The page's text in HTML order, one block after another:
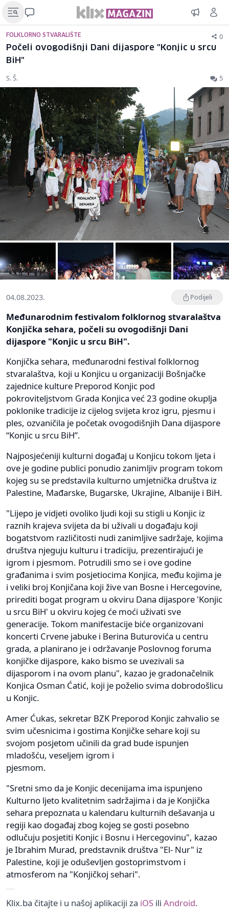
FOLKLORNO STVARALIŠTE 0
Počeli ovogodišnji Dani dijaspore "Konjic u srcu
BiH"
S. Š. 5
04.08.2023. Podijeli
Međunarodnim festivalom folklornog stvaralaštva
Konjička sehara, počeli su ovogodišnji Dani
dijaspore "Konjic u srcu BiH".
Konjička sehara, međunarodni festival folklornog
stvaralaštva, koji u Konjicu u organizaciji Bošnjačke
zajednice kulture Preporod Konjic pod
pokroviteljstvom Grada Konjica već 23 godine okuplja
poklonike tradicije iz cijelog svijeta kroz igru, pjesmu i
ples, ozvaničila je početak ovogodišnjih Dana dijaspore
“Konjic u srcu BiH”.
Najposjećeniji kulturni događaj u Konjicu tokom ljeta i
ove je godine publici ponudio zanimljiv program tokom
kojeg su se predstavila kulturno umjetnička društva iz
Palestine, Mađarske, Bugarske, Ukrajine, Albanije i BiH.
"Lijepo je vidjeti ovoliko ljudi koji su stigli u Konjic iz
raznih krajeva svijeta da bi uživali u događaju koji
bogatstvom različitosti nudi zanimljive sadržaje, kojima
društva njeguju kulturu i tradiciju, prezentirajući je
igrom i pjesmom. Potrudili smo se i ove godine
građanima i svim posjetiocima Konjica, među kojima je
i veliki broj Konjičana koji žive van Bosne i Hercegovine,
prirediti bogat program u okviru Dana dijaspore 'Konjic
u srcu BiH' u okviru kojeg će moći uživati sve
generacije. Tokom manifestacije biće organizovani
koncerti Crvene jabuke i Berina Buturovića u centru
grada, a planirano je i održavanje Poslovnog foruma
konjičke dijaspore, kako bismo se uvezivali sa
dijasporom i na ovom planu", kazao je gradonačelnik
Konjica Osman Ćatić, koji je poželio svima dobrodošlicu
u Konjic.
Amer Ćukas, sekretar BZK Preporod Konjic zahvalio se
svim učesnicima i gostima Konjičke sehare koji su
svojom posjetom učinili da grad bude ispunjen
mladošću, veseljem igrom i
pjesmom.
"Sretni smo da je Konjic decenijama ima ispunjeno
Kulturno ljeto kvalitetnim sadržajima i da je Konjička
sehara prepoznata u kalendaru kulturnih dešavanja u
regiji kao događaj zbog kojeg se gosti posebno
odlučuju posjetiti Konjic i Bosnu i Hercegovinu", kazao
je Ibrahim Murad, predstavnik društva "El- Nur" iz
Palestine, koji je oduševljen gostoprimstvom i
atmosferom na "Konjičkoj sehari".
Klix.ba čitajte i u našoj aplikaciji za iOS ili Android.